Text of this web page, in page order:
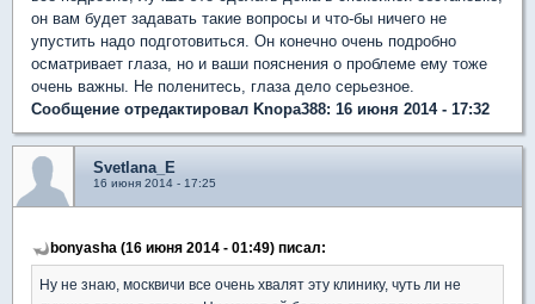
он вам будет задавать такие вопросы и что-бы ничего не
упустить надо подготовиться. Он конечно очень подробно
осматривает глаза, но и ваши пояснения о проблеме ему тоже
очень важны. Не поленитесь, глаза дело серьезное.
Сообщение отредактировал Knopa388: 16 июня 2014 - 17:32
Svetlana_E
16 июня 2014 - 17:25
bonyasha (16 июня 2014 - 01:49) писал:
Ну не знаю, москвичи все очень хвалят эту клинику, чуть ли не